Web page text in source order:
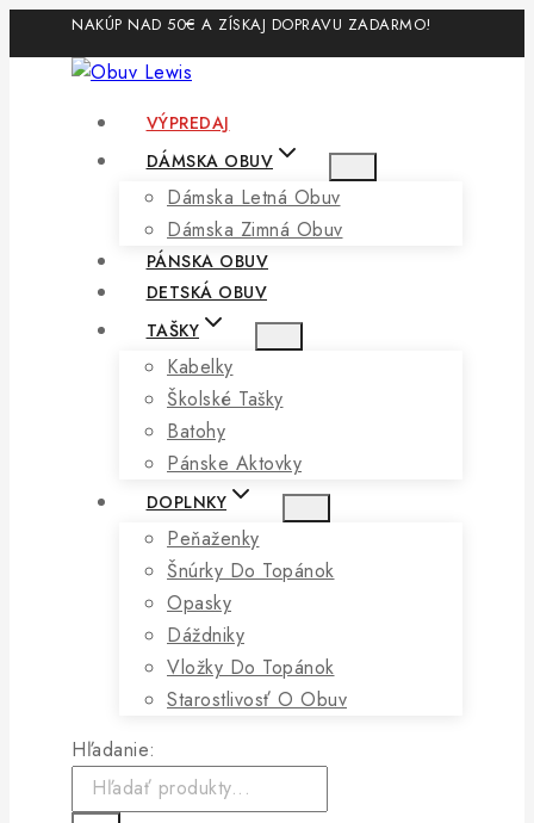
to
content
NAKÚP NAD 50€ A ZÍSKAJ DOPRAVU ZADARMO!
VÝPREDAJ
DÁMSKA OBUV
Dámska Letná Obuv
Dámska Zimná Obuv
PÁNSKA OBUV
DETSKÁ OBUV
TAŠKY
Kabelky
Školské Tašky
Batohy
Pánske Aktovky
DOPLNKY
Peňaženky
Šnúrky Do Topánok
Opasky
Dáždniky
Vložky Do Topánok
Starostlivosť O Obuv
Hľadanie: